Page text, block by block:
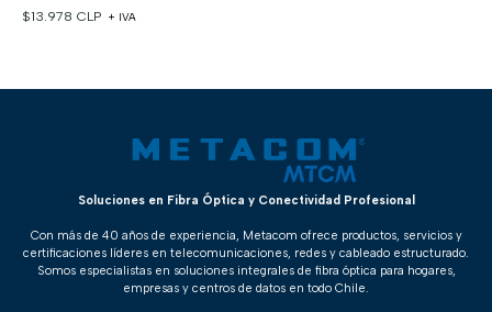
$13.978 CLP + IVA
Soluciones en Fibra Óptica y Conectividad Profesional
Con más de 40 años de experiencia, Metacom ofrece productos, servicios y
certificaciones líderes en telecomunicaciones, redes y cableado estructurado.
Somos especialistas en soluciones integrales de fibra óptica para hogares,
empresas y centros de datos en todo Chile.